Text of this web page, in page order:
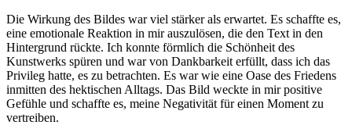
Die Wirkung des Bildes ‌war‌ viel ⁤stärker als erwartet. Es schaffte es,
eine‍ emotionale ‌Reaktion in mir auszulösen, die⁣ den Text in den
Hintergrund​ rückte. Ich konnte förmlich die Schönheit des
Kunstwerks spüren und war von Dankbarkeit erfüllt, dass ich⁣ das
Privileg hatte, es zu‌ betrachten. ⁢Es war wie eine Oase ‍des Friedens
inmitten des hektischen Alltags. Das Bild ​weckte in mir​ positive
Gefühle und⁣ schaffte es, meine​ Negativität⁣ für einen ⁢Moment zu⁢
vertreiben.